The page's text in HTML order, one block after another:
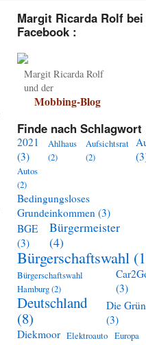
Margit Ricarda Rolf bei
Facebook :
Margit Ricarda Rolf
und der
Mobbing-Blog
Finde nach Schlagwort
2021
(3)
Ahlhaus
(2)
Aufsichtsrat
(2)
Autos
(2)
Bedingungsloses
Grundeinkommen (3)
BGE
(3)
Bürgermeister
(4)
Bürgerschaftswahl
Bürgerschaftswahl
Hamburg(2)
(3)
Deutschland
(8)
Die
(3)
Diekmoor Elektroauto Europa